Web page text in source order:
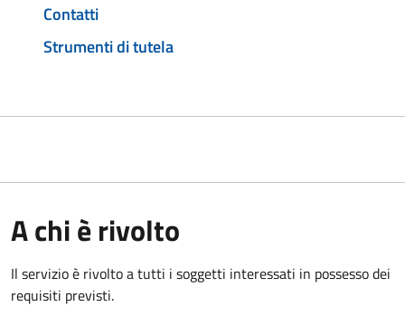
Contatti
Strumenti di tutela
A chi è rivolto
Il servizio è rivolto a tutti i soggetti interessati in possesso dei
requisiti previsti.